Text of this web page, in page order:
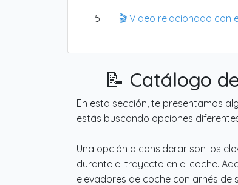
🎬 Video relacionado con
📝 Catálogo
En esta sección, te presentamos
estás buscando opciones
Una opción a considerar son los
durante el trayecto en el coche.
elevadores de coche con arnés de